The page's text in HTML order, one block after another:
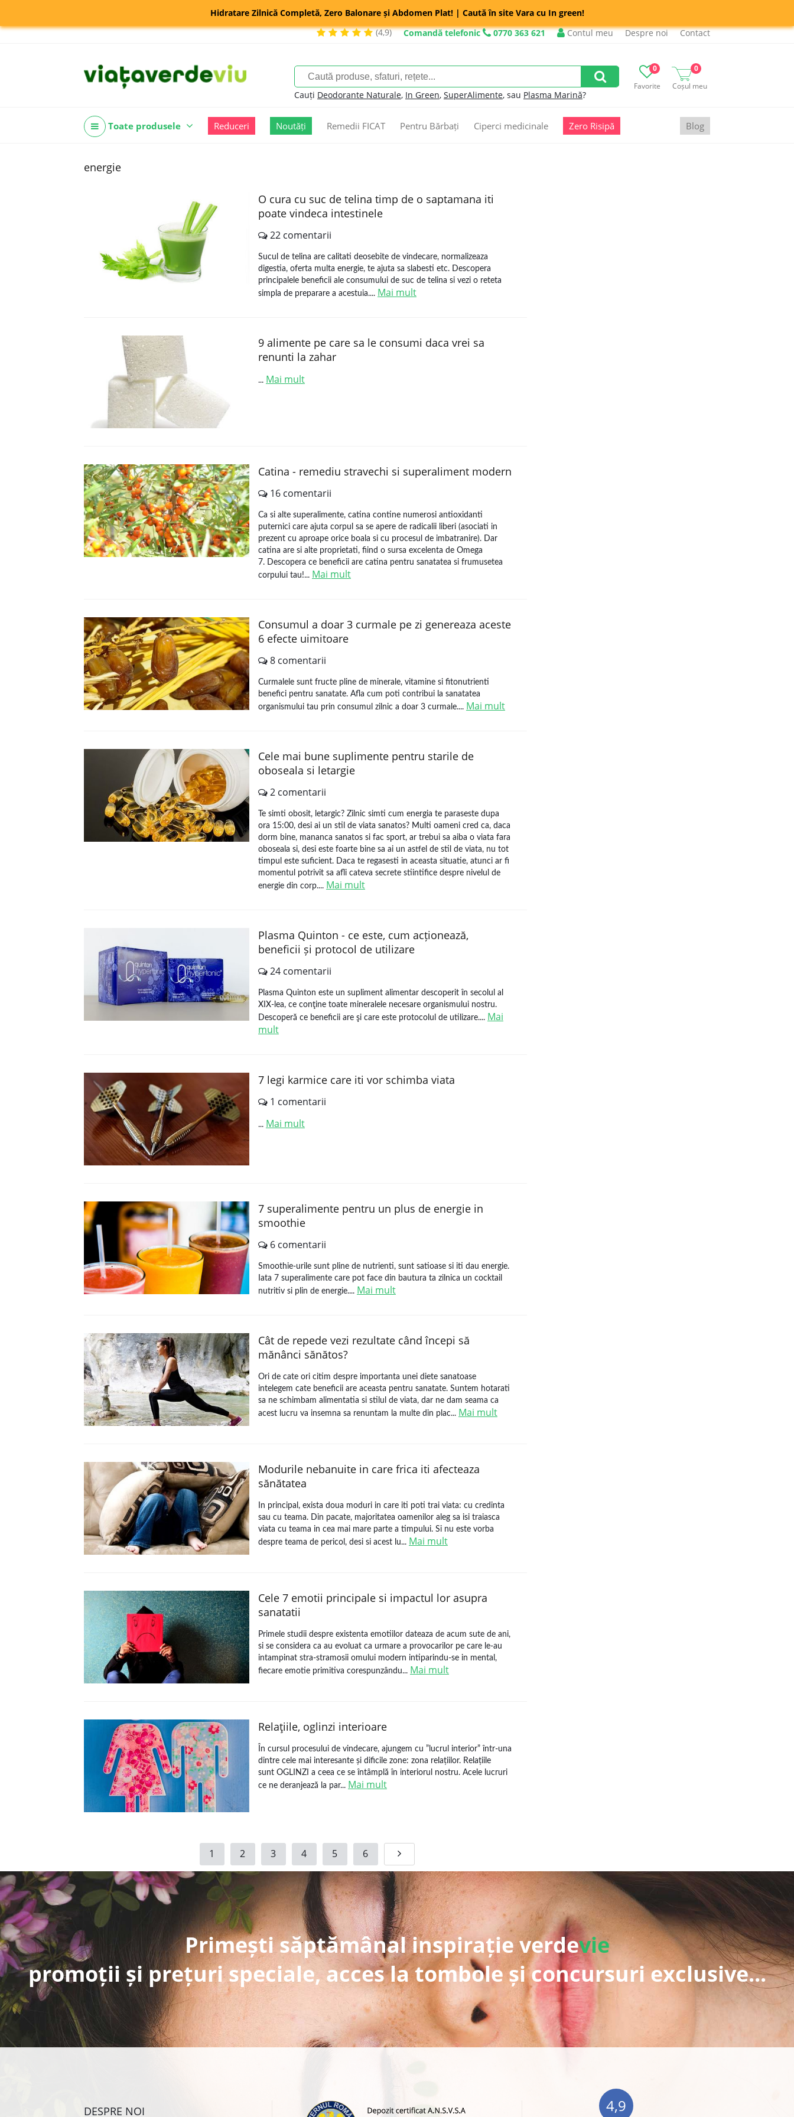
Hidratare Zilnică Completă, Zero Balonare și Abdomen Plat! | Caută în site Vara cu In green!
(4,9)
Comandă telefonic 0770 363 621 Contul meu Despre noi Contact
Favorite
0
Coșul meu
0
Cauți Deodorante Naturale, In Green, SuperAlimente, sau Plasma Marină?
Toate produsele Reduceri Noutăți Remedii FICAT Pentru Bărbați Ciperci medicinale Zero Risipă Blog
energie
O cura cu suc de telina timp de o saptamana iti
poate vindeca intestinele
22 comentarii
Sucul de telina are calitati deosebite de vindecare, normalizeaza
digestia, oferta multa energie, te ajuta sa slabesti etc. Descopera
principalele beneficii ale consumului de suc de telina si vezi o reteta
simpla de preparare a acestuia.... Mai mult
9 alimente pe care sa le consumi daca vrei sa
renunti la zahar
... Mai mult
Catina - remediu stravechi si superaliment modern
16 comentarii
Ca si alte superalimente, catina contine numerosi antioxidanti
puternici care ajuta corpul sa se apere de radicalii liberi (asociati in
prezent cu aproape orice boala si cu procesul de imbatranire). Dar
catina are si alte proprietati, fiind o sursa excelenta de Omega
7. Descopera ce beneficii are catina pentru sanatatea si frumusetea
corpului tau!... Mai mult
Consumul a doar 3 curmale pe zi genereaza aceste
6 efecte uimitoare
8 comentarii
Curmalele sunt fructe pline de minerale, vitamine si fitonutrienti
benefici pentru sanatate. Afla cum poti contribui la sanatatea
organismului tau prin consumul zilnic a doar 3 curmale.... Mai mult
Cele mai bune suplimente pentru starile de
oboseala si letargie
2 comentarii
Te simti obosit, letargic? Zilnic simti cum energia te paraseste dupa
ora 15:00, desi ai un stil de viata sanatos? Multi oameni cred ca, daca
dorm bine, mananca sanatos si fac sport, ar trebui sa aiba o viata fara
oboseala si, desi este foarte bine sa ai un astfel de stil de viata, nu tot
timpul este suficient. Daca te regasesti in aceasta situatie, atunci ar fi
momentul potrivit sa afli cateva secrete stiintifice despre nivelul de
energie din corp.... Mai mult
Plasma Quinton - ce este, cum acționează,
beneficii și protocol de utilizare
24 comentarii
Plasma Quinton este un supliment alimentar descoperit în secolul al
XIX-lea, ce conţine toate mineralele necesare organismului nostru.
Descoperă ce beneficii are şi care este protocolul de utilizare.... Mai
mult
7 legi karmice care iti vor schimba viata
1 comentarii
... Mai mult
7 superalimente pentru un plus de energie in
smoothie
6 comentarii
Smoothie-urile sunt pline de nutrienti, sunt satioase si iti dau energie.
Iata 7 superalimente care pot face din bautura ta zilnica un cocktail
nutritiv si plin de energie.... Mai mult
Cât de repede vezi rezultate când începi să
mănânci sănătos?
Ori de cate ori citim despre importanta unei diete sanatoase
intelegem cate beneficii are aceasta pentru sanatate. Suntem hotarati
sa ne schimbam alimentatia si stilul de viata, dar ne dam seama ca
acest lucru va insemna sa renuntam la multe din plac... Mai mult
Modurile nebanuite in care frica iti afecteaza
sănătatea
In principal, exista doua moduri in care iti poti trai viata: cu credinta
sau cu teama. Din pacate, majoritatea oamenilor aleg sa isi traiasca
viata cu teama in cea mai mare parte a timpului. Si nu este vorba
despre teama de pericol, desi si acest lu... Mai mult
Cele 7 emotii principale si impactul lor asupra
sanatatii
Primele studii despre existenta emotiilor dateaza de acum sute de ani,
si se considera ca au evoluat ca urmare a provocarilor pe care le-au
intampinat stra-stramosii omului modern intiparindu-se in mental,
fiecare emotie primitiva corespunzându... Mai mult
Relaţiile, oglinzi interioare
În cursul procesului de vindecare, ajungem cu ”lucrul interior” într-una
dintre cele mai interesante și dificile zone: zona relațiilor. Relațiile
sunt OGLINZI a ceea ce se întâmplă în interiorul nostru. Acele lucruri
ce ne deranjează la par... Mai mult
1 2 3 4 5 6
Primești săptămânal inspirație verdevie
promoții și prețuri speciale, acces la tombole și concursuri exclusive...
DESPRE NOI 4,9